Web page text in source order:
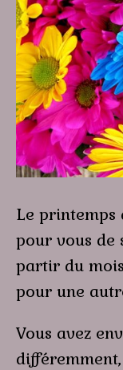
Le printemps
pour vous de
partir du
pour une
Vous avez